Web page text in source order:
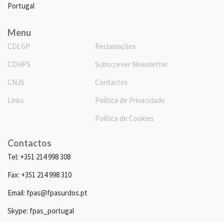
Portugal
Menu
CDLGP
CDHPS
CNJS
Links
Reclamações
Subscrever Newsletter
Contactos
Política de Privacidade
Política de Cookies
Contactos
Tel: +351 214 998 308
Fax: +351 214 998 310
Email: fpas@fpasurdos.pt
Skype: fpas_portugal